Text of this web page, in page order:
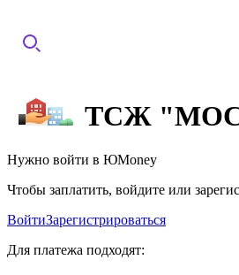
ТСЖ
Нужно войти в ЮMoney
Чтобы заплатить, войдите или
ВойтиЗарегистрироваться
Для платежа подходят: